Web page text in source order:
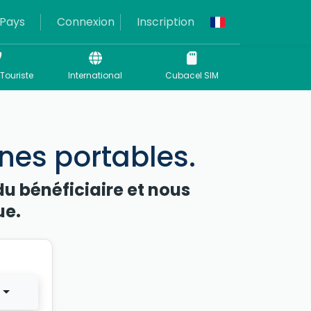
Connexion Inscription
International Cubacel SIM
portables.
bénéficiaire et nous